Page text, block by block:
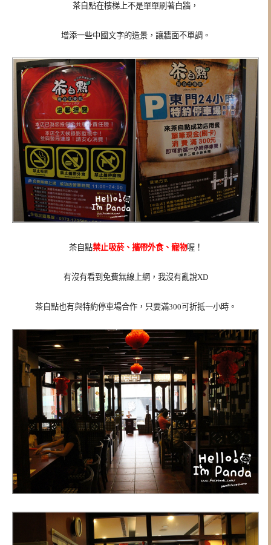
茶自點在樓梯上不是單單刷著白牆，
增添一些中國文字的造景，讓牆面不單調。
茶自點禁止吸菸、攜帶外食、寵物喔！
有沒有看到免費無線上網，我沒有亂說XD
茶自點也有與特約停車場合作，只要滿300可折抵一小時。